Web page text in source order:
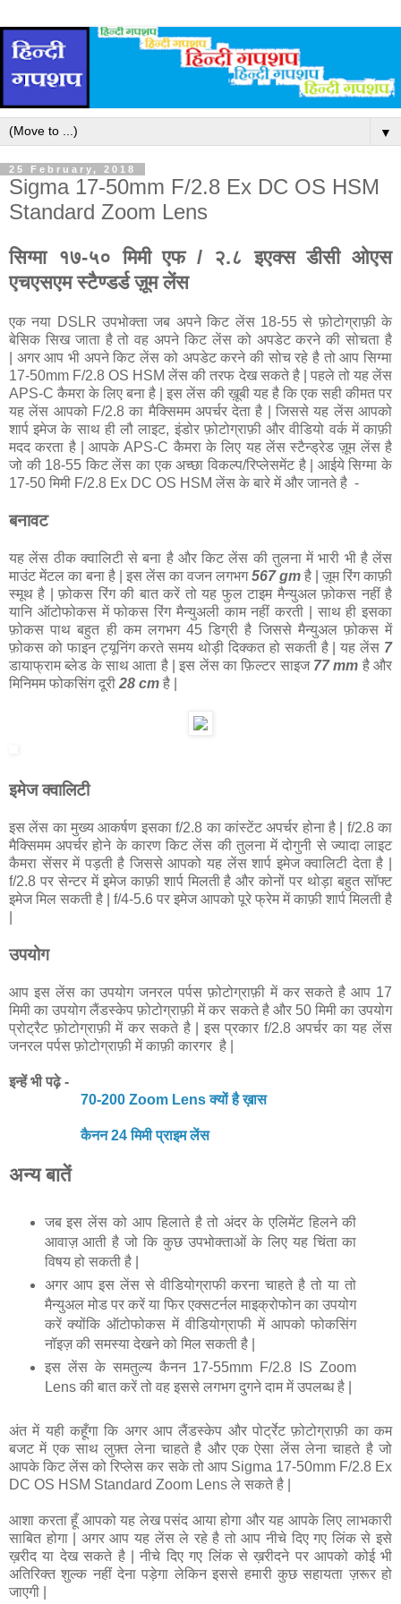
▼
25 February, 2018
Sigma 17-50mm F/2.8 Ex DC OS HSM
Standard Zoom Lens
सिग्मा १७-५० मिमी एफ / २.८ इएक्स डीसी ओएस
एचएसएम स्टैण्डर्ड ज़ूम लेंस
एक नया DSLR उपभोक्ता जब अपने किट लेंस 18-55 से फ़ोटोग्राफ़ी के
बेसिक सिख जाता है तो वह अपने किट लेंस को अपडेट करने की सोचता है
| अगर आप भी अपने किट लेंस को अपडेट करने की सोच रहे है तो आप सिग्मा
17-50mm F/2.8 OS HSM लेंस की तरफ देख सकते है | पहले तो यह लेंस
APS-C कैमरा के लिए बना है | इस लेंस की ख़ूबी यह है कि एक सही कीमत पर
यह लेंस आपको F/2.8 का मैक्सिमम अपर्चर देता है | जिससे यह लेंस आपको
शार्प इमेज के साथ ही लौ लाइट, इंडोर फ़ोटोग्राफ़ी और वीडियो वर्क में काफ़ी
मदद करता है | आपके APS-C कैमरा के लिए यह लेंस स्टैन्ड्रेड ज़ूम लेंस है
जो की 18-55 किट लेंस का एक अच्छा विकल्प/रिप्लेसमेंट है | आईये सिग्मा के
17-50 मिमी F/2.8 Ex DC OS HSM लेंस के बारे में और जानते है -
बनावट
यह लेंस ठीक क्वालिटी से बना है और किट लेंस की तुलना में भारी भी है लेंस
माउंट मेंटल का बना है | इस लेंस का वजन लगभग567 gm है | ज़ूम रिंग काफ़ी
स्मूथ है | फ़ोकस रिंग की बात करें तो यह फुल टाइम मैन्युअल फ़ोकस नहीं है
यानि ऑटोफोकस में फोकस रिंग मैन्युअली काम नहीं करती | साथ ही इसका
फ़ोकस पाथ बहुत ही कम लगभग 45 डिग्री है जिससे मैन्युअल फ़ोकस में
फ़ोकस को फाइन ट्यूनिंग करते समय थोड़ी दिक्कत हो सकती है | यह लेंस 7
डायाफ्राम ब्लेड के साथ आता है | इस लेंस का फ़िल्टर साइज 77 mm है और
मिनिमम फोकसिंग दूरी28 cm है |
इमेज क्वालिटी
इस लेंस का मुख्य आकर्षण इसका f/2.8 का कांस्टेंट अपर्चर होना है | f/2.8 का
मैक्सिमम अपर्चर होने के कारण किट लेंस की तुलना में दोगुनी से ज्यादा लाइट
कैमरा सेंसर में पड़ती है जिससे आपको यह लेंस शार्प इमेज क्वालिटी देता है |
f/2.8 पर सेन्टर में इमेज काफ़ी शार्प मिलती है और कोनों पर थोड़ा बहुत सॉफ्ट
इमेज मिल सकती है | f/4-5.6 पर इमेज आपको पूरे फ्रेम में काफ़ी शार्प मिलती है
उपयोग
आप इस लेंस का उपयोग जनरल पर्पस फ़ोटोग्राफ़ी में कर सकते है आप 17
मिमी का उपयोग लैंडस्केप फ़ोटोग्राफ़ी में कर सकते है और 50 मिमी का उपयोग
प्रोट्रैट फ़ोटोग्राफ़ी में कर सकते है | इस प्रकार f/2.8 अपर्चर का यह लेंस
जनरल पर्पस फ़ोटोग्राफ़ी में काफ़ी कारगर है |
इन्हें भी पढ़े -
70-200 Zoom Lens क्यों है ख़ास
कैनन 24 मिमी प्राइम लेंस
अन्य बातें
जब इस लेंस को आप हिलाते है तो अंदर के एलिमेंट हिलने की
आवाज़ आती है जो कि कुछ उपभोक्ताओं के लिए यह चिंता का
विषय हो सकती है |
अगर आप इस लेंस से वीडियोग्राफी करना चाहते है तो या तो
मैन्युअल मोड पर करें या फिर एक्सटर्नल माइक्रोफोन का उपयोग
करें क्योंकि ऑटोफोकस में वीडियोग्राफी में आपको फोकसिंग
नॉइज़ की समस्या देखने को मिल सकती है |
इस लेंस के समतुल्य कैनन 17-55mm F/2.8 IS Zoom
Lens की बात करें तो वह इससे लगभग दुगने दाम में उपलब्ध है |
अंत में यही कहूँगा कि अगर आप लैंडस्केप और पोर्ट्रेट फ़ोटोग्राफ़ी का कम
बजट में एक साथ लुफ़्त लेना चाहते है और एक ऐसा लेंस लेना चाहते है जो
आपके किट लेंस को रिप्लेस कर सके तो आप Sigma 17-50mm F/2.8 Ex
DC OS HSM Standard Zoom Lens ले सकते है |
आशा करता हूँ आपको यह लेख पसंद आया होगा और यह आपके लिए लाभकारी
साबित होगा | अगर आप यह लेंस ले रहे है तो आप नीचे दिए गए लिंक से इसे
ख़रीद या देख सकते है | नीचे दिए गए लिंक से ख़रीदने पर आपको कोई भी
अतिरिक्त शुल्क नहीं देना पड़ेगा लेकिन इससे हमारी कुछ सहायता ज़रूर हो
जाएगी |